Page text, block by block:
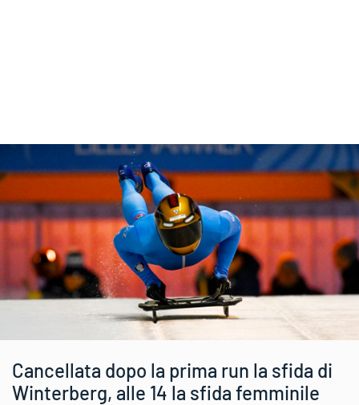
Cancellata dopo la prima run la sfida di
Winterberg, alle 14 la sfida femminile